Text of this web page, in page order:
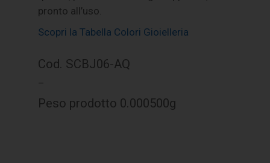
pronto all’uso.
Scopri la Tabella Colori Gioielleria
Cod. SCBJ06-AQ
–
Peso prodotto 0.000500g